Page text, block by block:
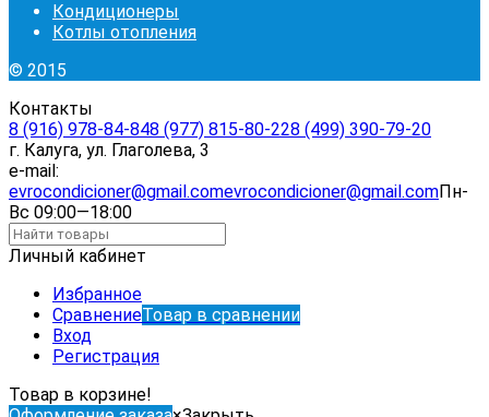
Кондиционеры
Котлы отопления
© 2015
Контакты
8 (916) 978-84-848 (977) 815-80-228 (499) 390-79-20
г. Калуга, ул. Глаголева, 3
e-mail:
evrocondicioner@gmail.comevrocondicioner@gmail.comПн-
Вс 09:00—18:00
Личный кабинет
Избранное
СравнениеТовар в сравнении
Вход
Регистрация
Товар в корзине!